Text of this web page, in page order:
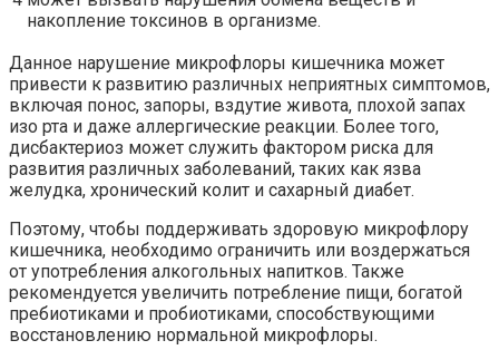
накопление токсинов в организме.
Данное нарушение микрофлоры кишечника может
привести к развитию различных неприятных симптомов,
включая понос, запоры, вздутие живота, плохой запах
изо рта и даже аллергические реакции. Более того,
дисбактериоз может служить фактором риска для
развития различных заболеваний, таких как язва
желудка, хронический колит и сахарный диабет.
Поэтому, чтобы поддерживать здоровую микрофлору
кишечника, необходимо ограничить или воздержаться
от употребления алкогольных напитков. Также
рекомендуется увеличить потребление пищи, богатой
пребиотиками и пробиотиками, способствующими
восстановлению нормальной микрофлоры.